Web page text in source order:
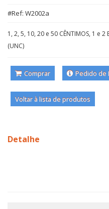
#Ref: W2002a
1, 2, 5, 10, 20 e 50 CÊNTIMOS, 1 e 2
(UNC)
Comprar Pedido de
Voltar à lista de produtos
Detalhe